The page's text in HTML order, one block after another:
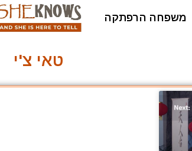
משפחה הרפתקה
טאי צ'י